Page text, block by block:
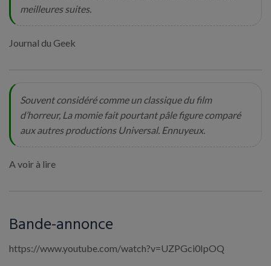
meilleures suites.
Journal du Geek
Souvent considéré comme un classique du film
d’horreur, La momie fait pourtant pâle figure comparé
aux autres productions Universal. Ennuyeux.
A voir à lire
Bande-annonce
https://www.youtube.com/watch?v=UZPGci0IpOQ